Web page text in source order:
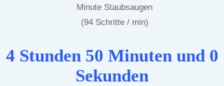
Minute Staubsaugen
(94 Schritte / min)
4 Stunden 50 Minuten und 0
Sekunden